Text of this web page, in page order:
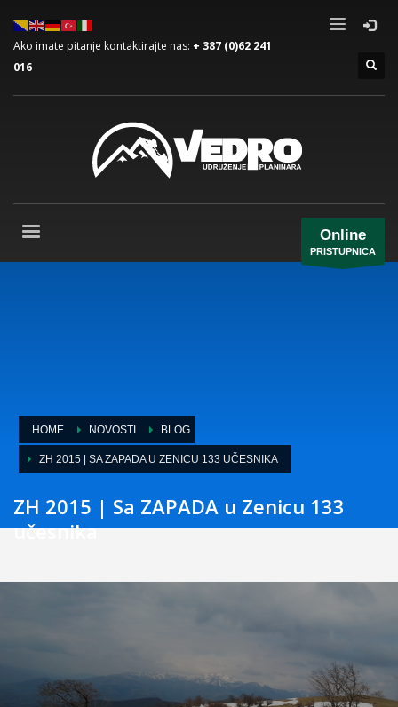
Ako imate pitanje kontaktirajte nas: + 387 (0)62 241
016
Online
PRISTUPNICA
HOME NOVOSTI BLOG
ZH 2015 | SA ZAPADA U ZENICU 133 UČESNIKA
ZH 2015 | Sa ZAPADA u Zenicu 133
učesnika